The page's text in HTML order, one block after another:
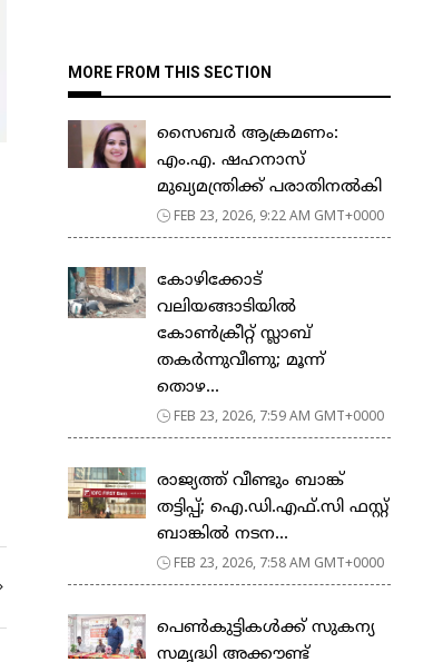
MORE FROM THIS SECTION
സൈബർ ആക്രമണം:
എം.എ. ഷഹനാസ്
മുഖ്യമന്ത്രിക്ക് പരാതിനൽകി
FEB 23, 2026, 9:22 AM GMT+0000
കോഴിക്കോട്
വലിയങ്ങാടിയിൽ
കോൺക്രീറ്റ് സ്ലാബ്
തകർന്നുവീണു; മൂന്ന്
തൊഴ...
FEB 23, 2026, 7:59 AM GMT+0000
രാജ്യത്ത് വീണ്ടും ബാങ്ക്
തട്ടിപ്പ്; ഐ.ഡി.എഫ്.സി ഫസ്റ്റ്
ബാങ്കിൽ നടന...
FEB 23, 2026, 7:58 AM GMT+0000
പെ​ൺ​കു​ട്ടി​ക​ൾ​ക്ക് സു​ക​ന്യ
സ​മൃ​ദ്ധി അ​ക്കൗ​ണ്ട്